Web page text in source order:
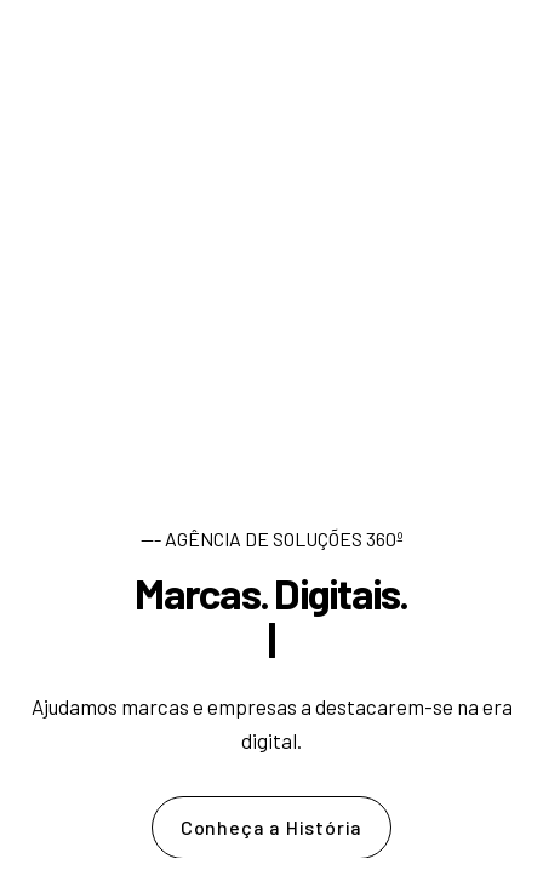
--- AGÊNCIA DE SOLUÇÕES 360º
Marcas. Digitais.
es
Ajudamos marcas e empresas a destacarem-se na era
digital.
Conheça a História